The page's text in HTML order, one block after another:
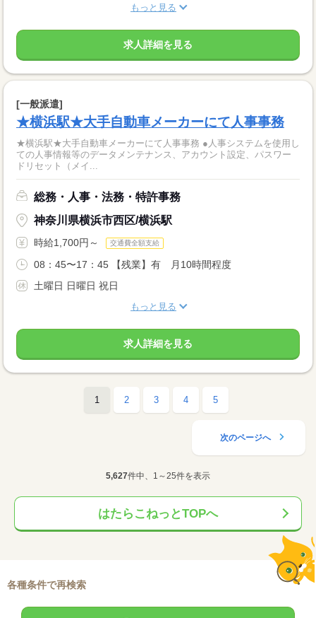
もっと見る
求人詳細を見る
[一般派遣]
★横浜駅★大手自動車メーカーにて人事事務
★横浜駅★大手自動車メーカーにて人事事務 ●人事システムを使用し
ての人事情報等のデータメンテナンス、アカウント設定、パスワー
ドリセット（メイ...
総務・人事・法務・特許事務
神奈川県横浜市西区/横浜駅
時給1,700円～ 交通費全額支給
08：45〜17：45 【残業】有 月10時間程度
土曜日 日曜日 祝日
もっと見る
求人詳細を見る
1 2 3 4 5
次のページへ
5,627件中、1～25件を表示
はたらこねっとTOPへ
各種条件で再検索